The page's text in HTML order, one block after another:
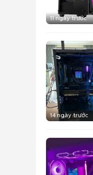
11 ngày trước
14 ngày trước